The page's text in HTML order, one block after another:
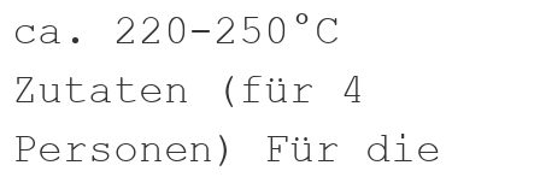
ca. 220-250°C
Zutaten (für 4
Personen) Für die